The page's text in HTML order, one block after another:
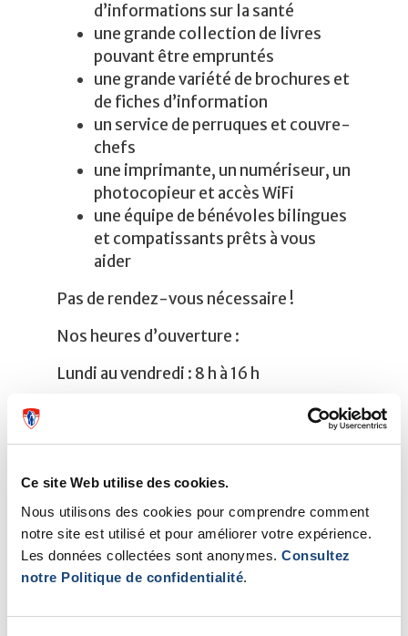
Ce site Web utilise des cookies.
Nous utilisons des cookies pour comprendre comment
notre site est utilisé et pour améliorer votre expérience.
Les données collectées sont anonymes. Consultez
notre Politique de confidentialité.
d’informations sur la santé
une grande collection de livres
pouvant être empruntés
une grande variété de brochures et
de fiches d’information
un service de perruques et couvre-
chefs
une imprimante, un numériseur, un
photocopieur et accès WiFi
une équipe de bénévoles bilingues
et compatissants prêts à vous
aider
Pas de rendez-vous nécessaire !
Nos heures d’ouverture :
Lundi au vendredi : 8 h à 16 h
cansupport.ca/fr/